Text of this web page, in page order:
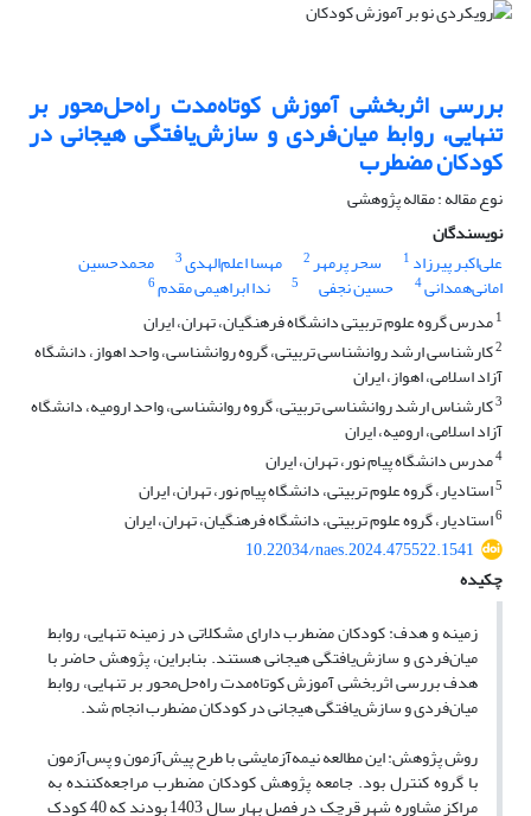
بررسی اثربخشی آموزش کوتاه‌مدت راه‌حل‌محور بر
تنهایی، روابط میان‌فردی و سازش‌یافتگی هیجانی در
کودکان مضطرب
نوع مقاله : مقاله پژوهشی
نویسندگان
علی‌اکبر پیرزاد 1 سحر پرمهر2 مهسا اعلم‌الهدی3 محمدحسین
امانی‌همدانی4 حسین نجفی 5 ندا ابراهیمی مقدم6
1مدرس گروه علوم تربیتی دانشگاه فرهنگیان، تهران، ایران
2کارشناسی ارشد روانشناسی تربیتی، گروه روانشناسی، واحد اهواز، دانشگاه
آزاد اسلامی، اهواز، ایران
3کارشناس ارشد روانشناسی تربیتی، گروه روانشناسی، واحد ارومیه، دانشگاه
آزاد اسلامی، ارومیه، ایران
4مدرس دانشگاه پیام نور، تهران، ایران
5استادیار، گروه علوم تربیتی، دانشگاه پیام نور، تهران، ایران
6استادیار، گروه علوم تربیتی، دانشگاه فرهنگیان، تهران، ایران
10.22034/naes.2024.475522.1541
چکیده
زمینه و هدف: کودکان مضطرب دارای مشکلاتی در زمینه تنهایی، روابط
میان‌فردی و سازش‌یافتگی هیجانی هستند. بنابراین، پژوهش حاضر با
هدف بررسی اثربخشی آموزش کوتاه‌مدت راه‌حل‌محور بر تنهایی، روابط
میان‌فردی و سازش‌یافتگی هیجانی در کودکان مضطرب انجام شد.
روش پژوهش: این مطالعه نیمه‌آزمایشی با طرح پیش‌آزمون و پس‌آزمون
با گروه کنترل بود. جامعه پژوهش کودکان مضطرب مراجعه‌کننده به
مراکز مشاوره شهر قرچک در فصل بهار سال 1403 بودند که 40 کودک